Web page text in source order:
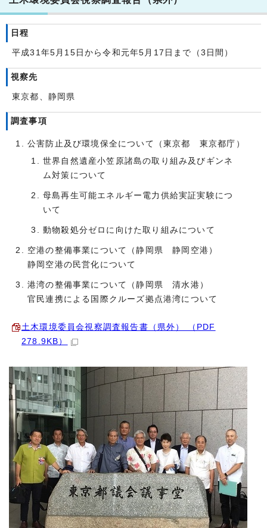
日程
平成31年5月15日から令和元年5月17日まで（3日間）
視察先
東京都、静岡県
調査事項
公害防止及び環境保全について（東京都 東京都庁）
世界自然遺産小笠原諸島の取り組み及びギンネ
ム対策について
母島再生可能エネルギー電力供給実証実験につ
いて
動物殺処分ゼロに向けた取り組みについて
空港の整備事業について（静岡県 静岡空港）
静岡空港の民営化について
港湾の整備事業について（静岡県 清水港）
官民連携による国際クルーズ拠点港湾について
土木環境委員会視察調査報告書（県外） （PDF
278.9KB）